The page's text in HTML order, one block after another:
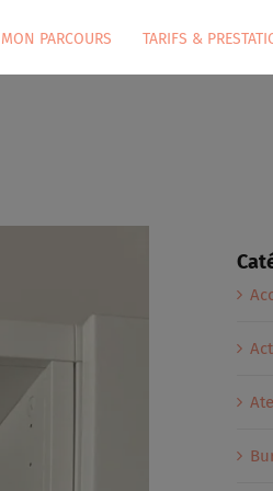
MON PARCOURS TARIFS &